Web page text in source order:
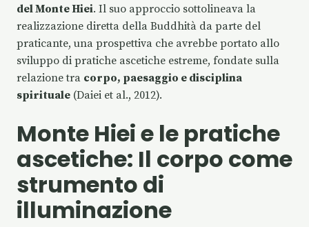
del Monte Hiei. Il suo approccio sottolineava la
realizzazione diretta della Buddhità da parte del
praticante, una prospettiva che avrebbe portato allo
sviluppo di pratiche ascetiche estreme, fondate sulla
relazione tra corpo, paesaggio e disciplina
spirituale (Daiei et al., 2012).
Monte Hiei e le pratiche
ascetiche: Il corpo come
strumento di
illuminazione